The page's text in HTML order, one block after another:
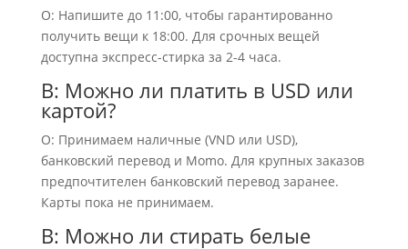
О: Напишите до 11:00, чтобы гарантированно
получить вещи к 18:00. Для срочных вещей
доступна экспресс-стирка за 2-4 часа.
В: Можно ли платить в USD или
картой?
О: Принимаем наличные (VND или USD),
банковский перевод и Momo. Для крупных заказов
предпочтителен банковский перевод заранее.
Карты пока не принимаем.
В: Можно ли стирать белые